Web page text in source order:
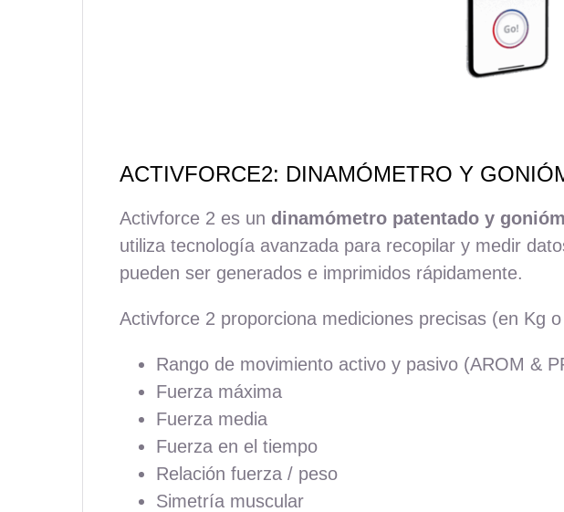
ACTIVFORCE2: DINAMÓMETRO Y
Activforce 2 es un dinamómetro patentado y
utiliza tecnología avanzada para recopilar y medir
pueden ser generados e imprimidos rápidamente.
Activforce 2 proporciona mediciones precisas (en Kg
Rango de movimiento activo y pasivo (AROM &
Fuerza máxima
Fuerza media
Fuerza en el tiempo
Relación fuerza / peso
Simetría muscular